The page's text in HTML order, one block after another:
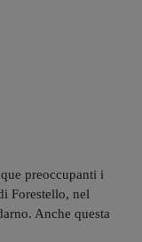
preoccupanti i
Forestello, nel
Anche questa